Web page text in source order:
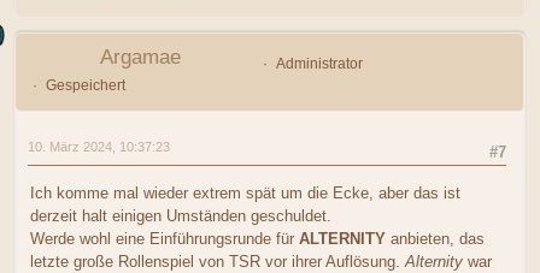
Argamae
Administrator
Gespeichert
#7
10. März 2024, 10:37:23
Ich komme mal wieder extrem spät um die Ecke, aber das ist
derzeit halt einigen Umständen geschuldet.
Werde wohl eine Einführungsrunde für ALTERNITY anbieten, das
letzte große Rollenspiel von TSR vor ihrer Auflösung.Alternity war